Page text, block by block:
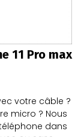
11 Pro max
votre câble ?
micro ? Nous
dans